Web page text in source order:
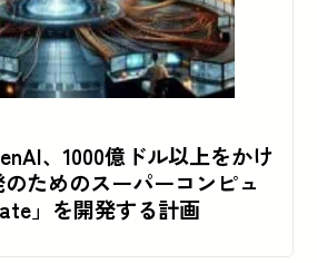
、1000億ドル以上をかけ
ためのスーパーコンピュ
」を開発する計画